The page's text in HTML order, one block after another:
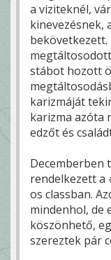
a viziteknél,
kinevezésnek,
bekövetkezett.
stábot hozott
karizmáját
karizma azóta
edzőt és
Decemberben
rendelkezett a
os classban.
mindenhol, de
köszönhető,
szereztek pár